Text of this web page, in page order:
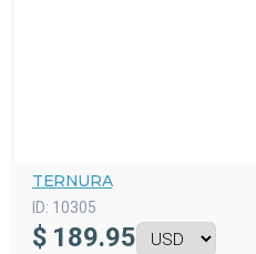
TERNURA
ID: 10305
$ 189.95